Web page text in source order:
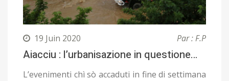
19 Juin 2020 Par : F.P
Aiacciu : l’urbanisazione in questione…
L’evenimenti chì sò accaduti in fine di settimana